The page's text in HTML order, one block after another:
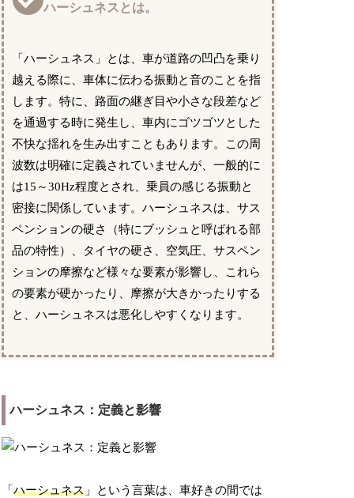
ハーシュネスとは。
「ハーシュネス」とは、車が道路の凹凸を乗り
越える際に、車体に伝わる振動と音のことを指
します。特に、路面の継ぎ目や小さな段差など
を通過する時に発生し、車内にゴツゴツとした
不快な揺れを生み出すこともあります。この周
波数は明確に定義されていませんが、一般的に
は15～30Hz程度とされ、乗員の感じる振動と
密接に関係しています。ハーシュネスは、サス
ペンションの硬さ（特にブッシュと呼ばれる部
品の特性）、タイヤの硬さ、空気圧、サスペン
ションの摩擦など様々な要素が影響し、これら
の要素が硬かったり、摩擦が大きかったりする
と、ハーシュネスは悪化しやすくなります。
ハーシュネス：定義と影響
「ハーシュネス 」という言葉は、車好きの間では